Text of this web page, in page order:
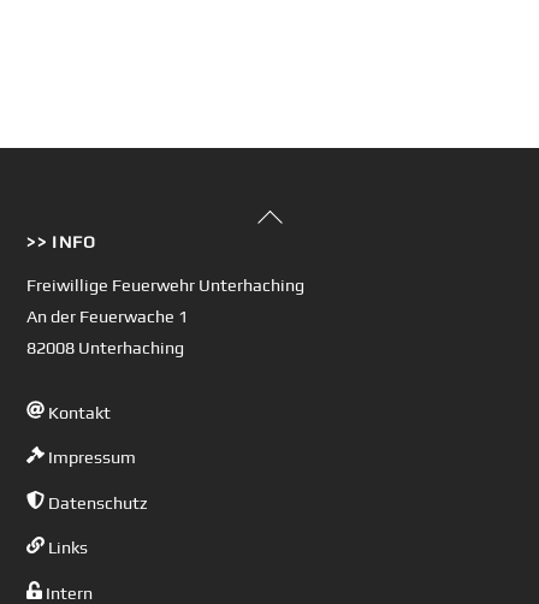
Back
>> INFO
Freiwillige Feuerwehr Unterhaching
An der Feuerwache 1
82008 Unterhaching
Kontakt
Impressum
Datenschutz
Links
Intern